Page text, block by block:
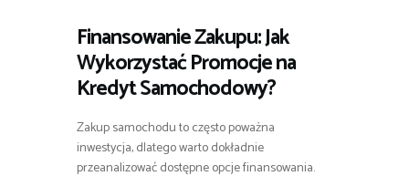
Finansowanie Zakupu: Jak
Wykorzystać Promocje na
Kredyt Samochodowy?
Zakup samochodu to często poważna
inwestycja, dlatego warto dokładnie
przeanalizować dostępne opcje finansowania.